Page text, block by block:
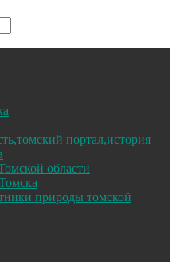
портал,история
области
природы томской